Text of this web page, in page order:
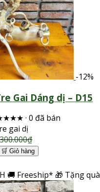
-12%
Gai Dáng dị – D15
· 0 đã bán
gai dị
₫
🛒 Giỏ hàng
🚚 Freeship* 🎁 Tặng quà